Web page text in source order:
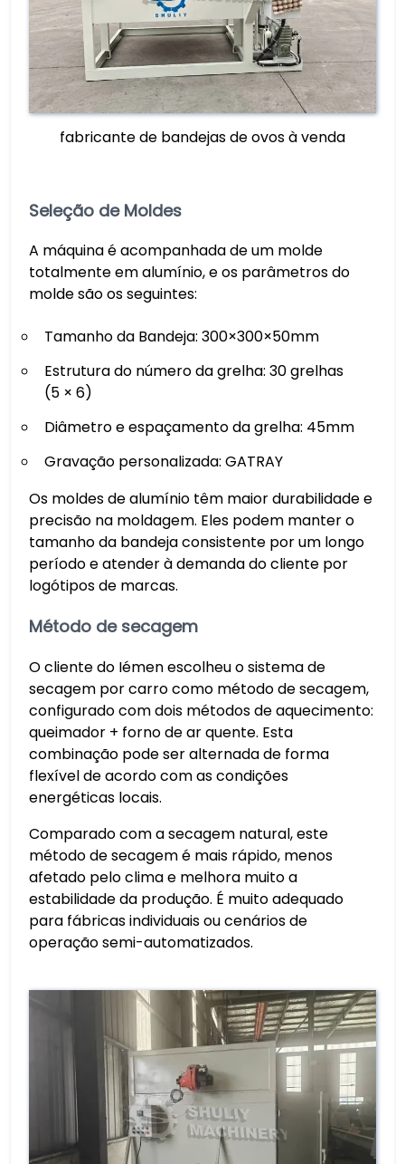
fabricante de bandejas de ovos à venda
Seleção de Moldes
A máquina é acompanhada de um molde
totalmente em alumínio, e os parâmetros do
molde são os seguintes:
Tamanho da Bandeja: 300×300×50mm
Estrutura do número da grelha: 30 grelhas
(5 × 6)
Diâmetro e espaçamento da grelha: 45mm
Gravação personalizada: GATRAY
Os moldes de alumínio têm maior durabilidade e
precisão na moldagem. Eles podem manter o
tamanho da bandeja consistente por um longo
período e atender à demanda do cliente por
logótipos de marcas.
Método de secagem
O cliente do Iémen escolheu o sistema de
secagem por carro como método de secagem,
configurado com dois métodos de aquecimento:
queimador + forno de ar quente. Esta
combinação pode ser alternada de forma
flexível de acordo com as condições
energéticas locais.
Comparado com a secagem natural, este
método de secagem é mais rápido, menos
afetado pelo clima e melhora muito a
estabilidade da produção. É muito adequado
para fábricas individuais ou cenários de
operação semi-automatizados.